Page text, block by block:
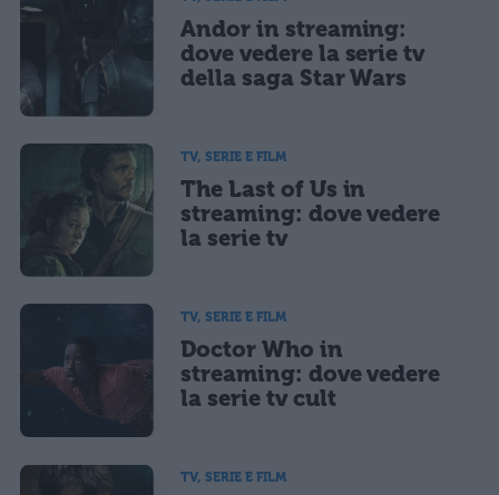
Andor in streaming:
dove vedere la serie tv
della saga Star Wars
TV, SERIE E FILM
The Last of Us in
streaming: dove vedere
la serie tv
TV, SERIE E FILM
Doctor Who in
streaming: dove vedere
la serie tv cult
TV, SERIE E FILM